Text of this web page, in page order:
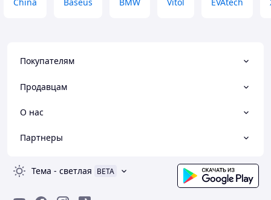
Покупателям
Продавцам
О нас
Партнеры
Тема - светлая BETA